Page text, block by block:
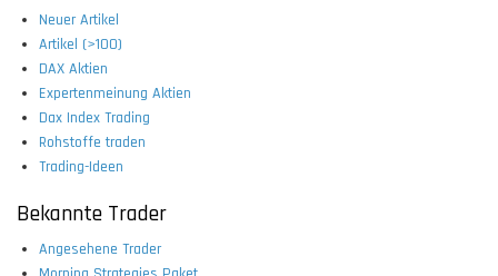
Neuer Artikel
Artikel (>100)
DAX Aktien
Expertenmeinung Aktien
Dax Index Trading
Rohstoffe traden
Trading-Ideen
Bekannte Trader
Angesehene Trader